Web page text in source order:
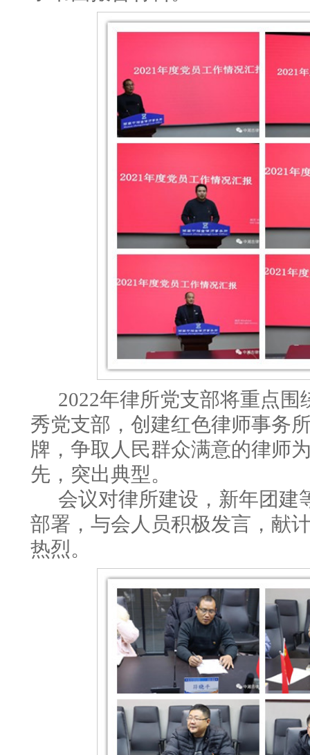
2022年律所党支部将重点围
秀党支部，创建红色律师事务
牌，争取人民群众满意的律师
先，突出典型。
会议对律所建设，新年团建
部署， 与会人员积极发言，献
热烈。